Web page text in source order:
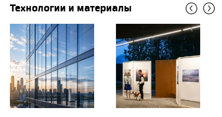
Технологии и материалы